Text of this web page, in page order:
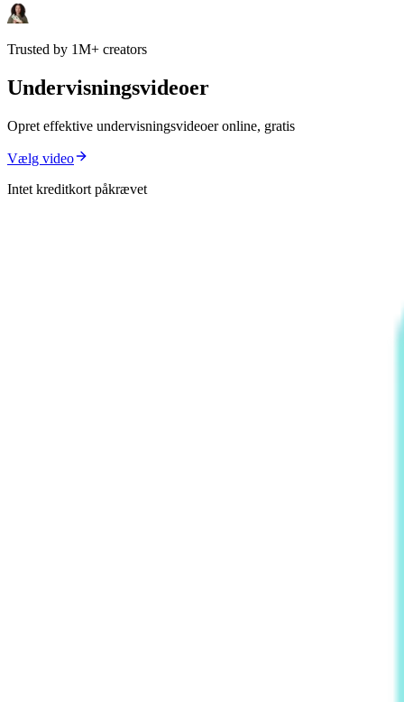
Trusted by 1M+ creators
Undervisningsvideoer
Opret effektive undervisningsvideoer online, gratis
Vælg video
Intet kreditkort påkrævet